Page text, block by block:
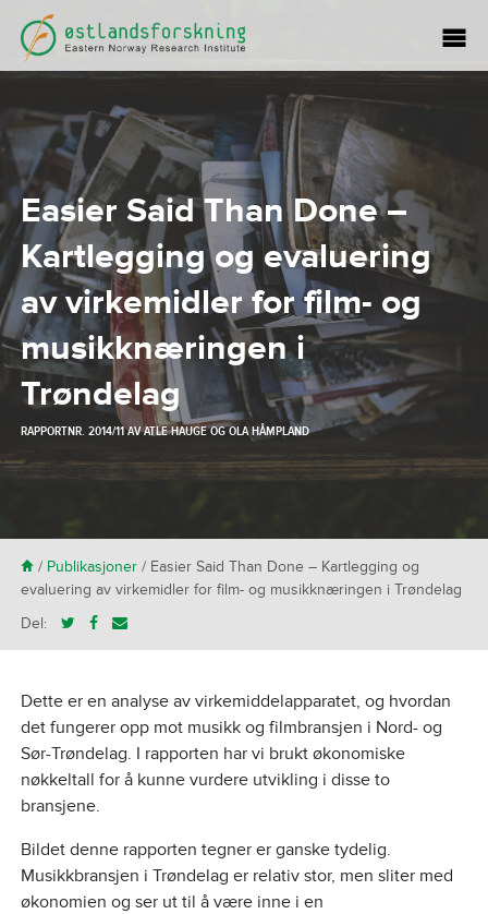
Easier Said Than Done –
Kartlegging og evaluering
av virkemidler for film- og
musikknæringen i
Trøndelag
RAPPORTNR. 2014/11 AVATLE HAUGEOGOLA HÅMPLAND
H/ Publikasjoner/ Easier Said Than Done – Kartlegging og
evaluering av virkemidler for film- og musikknæringen i Trøndelag
Del:
Dette er en analyse av virkemiddelapparatet, og hvordan
det fungerer opp mot musikk og filmbransjen i Nord- og
Sør-Trøndelag. I rapporten har vi brukt økonomiske
nøkkeltall for å kunne vurdere utvikling i disse to
bransjene.
Bildet denne rapporten tegner er ganske tydelig.
Musikkbransjen i Trøndelag er relativ stor, men sliter med
økonomien og ser ut til å være inne i en